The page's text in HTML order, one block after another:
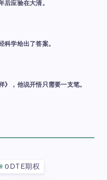
后应验在大清。
科学给出了答案。
》，他说开悟只需要一支笔。
0DTE期权